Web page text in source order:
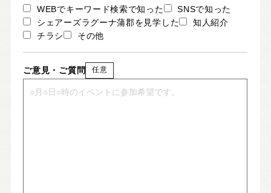
WEBでキーワード検索で知った
SNSで知った
シェアーズラグーナ蒲郡を見学した
知人紹介
チラシ
その他
ご意見・ご質問 任意